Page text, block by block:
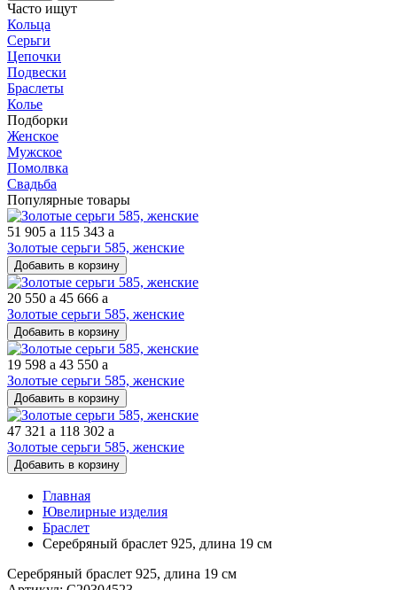
Часто ищут
Кольца
Серьги
Цепочки
Подвески
Браслеты
Колье
Подборки
Женское
Мужское
Помолвка
Свадьба
Популярные товары
51 905 a 115 343 a
Золотые серьги 585, женские
Добавить в корзину
20 550 a 45 666 a
Золотые серьги 585, женские
Добавить в корзину
19 598 a 43 550 a
Золотые серьги 585, женские
Добавить в корзину
47 321 a 118 302 a
Золотые серьги 585, женские
Добавить в корзину
Главная
Ювелирные изделия
Браслет
Серебряный браслет 925, длина 19 см
Серебряный браслет 925, длина 19 см